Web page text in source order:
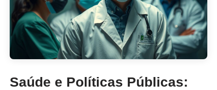
Saúde e Políticas Públicas: